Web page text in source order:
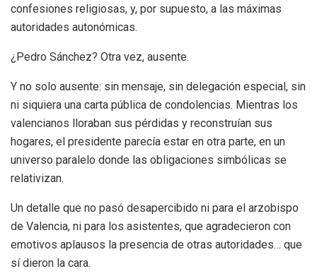
confesiones religiosas, y, por supuesto, a las máximas
autoridades autonómicas.
¿Pedro Sánchez? Otra vez, ausente.
Y no solo ausente: sin mensaje, sin delegación especial, sin
ni siquiera una carta pública de condolencias. Mientras los
valencianos lloraban sus pérdidas y reconstruían sus
hogares, el presidente parecía estar en otra parte, en un
universo paralelo donde las obligaciones simbólicas se
relativizan.
Un detalle que no pasó desapercibido ni para el arzobispo
de Valencia, ni para los asistentes, que agradecieron con
emotivos aplausos la presencia de otras autoridades… que
sí dieron la cara.